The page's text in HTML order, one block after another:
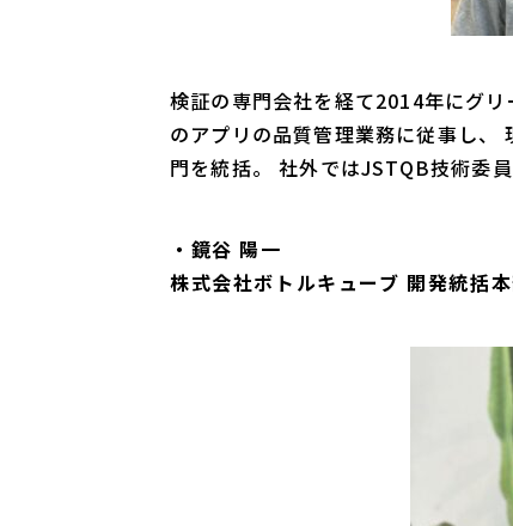
検証の専門会社を経て2014年にグ
のアプリの品質管理業務に従事し、
門を統括。 社外ではJSTQB技術委
・鏡谷 陽一
株式会社ボトルキューブ 開発統括